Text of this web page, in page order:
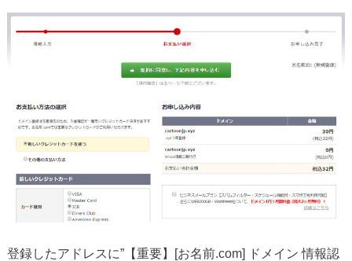
登録したアドレスに”【重要】[お名前.com] ドメイン 情報認